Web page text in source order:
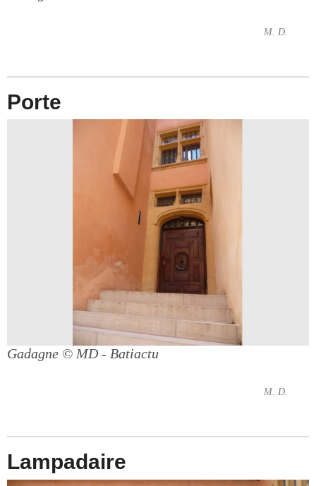
M. D.
Porte
Gadagne © MD - Batiactu
M. D.
Lampadaire